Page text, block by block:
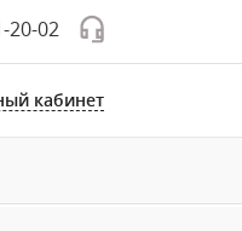
20-02
кабинет